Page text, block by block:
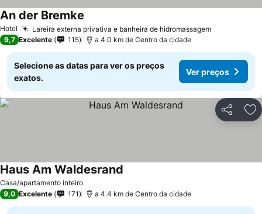
Hotel Lareira externa privativa e banheira de hidromassagem
An der Bremke
9,7 Excelente 115 a 4.0 km de Centro da cidade
Selecione as datas para ver os preços
exatos.
Ver preços
Partilhar
Casa/apartamento inteiro
Haus Am Waldesrand
9,0 Excelente 171 a 4.4 km de Centro da cidade